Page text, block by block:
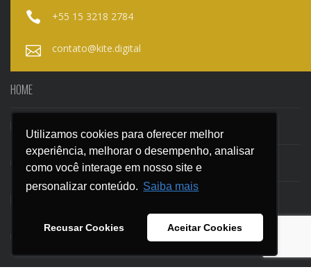
Utilizamos cookies para oferecer melhor
experiência, melhorar o desempenho, analisar
como você interage em nosso site e
personalizar conteúdo. Saiba mais
Recusar Cookies Aceitar Cookies
Utilizamos cookies para oferecer melhor
experiência, melhorar o desempenho, analisar
como você interage em nosso site e
personalizar conteúdo. Saiba mais
Recusar Cookies Aceitar Cookies
+55 15 3218 2784
contato@kite.digital
HOME
NOSSO BLOG
CASES
CONTATO